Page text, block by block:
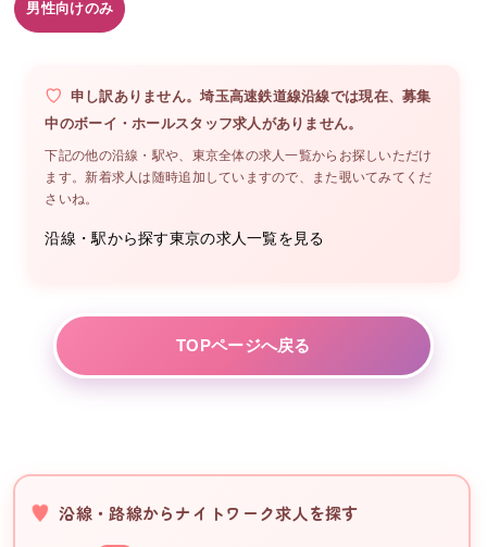
男性向けのみ
申し訳ありません。埼玉高速鉄道線沿線では現在、募集
中のボーイ・ホールスタッフ求人がありません。
下記の他の沿線・駅や、 東京全体の求人一覧からお探しいただけ
ます。新着求人は随時追加していますので、また覗いてみてくだ
さいね。
沿線・駅から探す東京の求人一覧を見る
TOPページへ戻る
沿線・路線からナイトワーク求人を探す